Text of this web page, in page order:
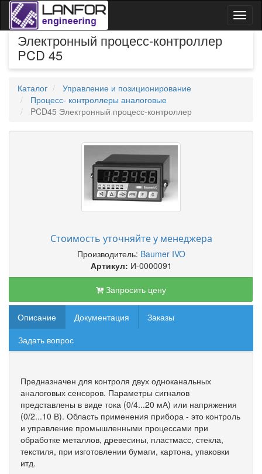
Электронный процесс-контроллер
PCD 45
Каталог
Управление и позиционирование
Процесс- контроллеры аналоговые
PCD45 Электронный процесс-контроллер
Стоимость уточняйте у менеджера
Производитель: Baumer IVO
Артикул: И-0000091
Запросить цену
Описание Документация
Заказы
Задать вопрос
Предназначен для контроля двух одноканальных
аналоговых сенсоров. Параметры сигналов
представлены в виде тока (0/4...20 мА) или напряжения
(0/2...10 В). Область применения прибора - это контроль
и управление промышленными процессами при
обработке металлов, древесины, пластмасс, стекла,
текстиля, при изготовлении бумаги, картона, упаковки
итд.